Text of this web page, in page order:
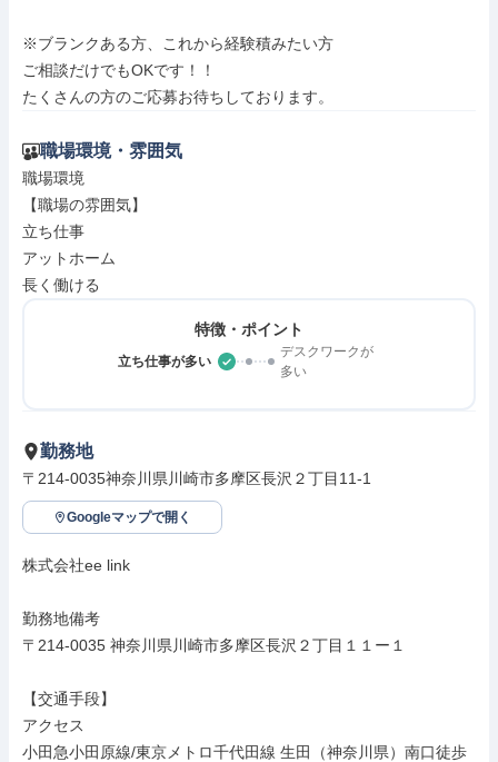
※ブランクある方、これから経験積みたい方
ご相談だけでもOKです！！
たくさんの方のご応募お待ちしております。
職場環境・雰囲気
職場環境
【職場の雰囲気】
立ち仕事
アットホーム
長く働ける
特徴・ポイント
立ち仕事が多い
デスクワークが
多い
勤務地
〒214-0035神奈川県川崎市多摩区長沢２丁目11-1
Googleマップで開く
株式会社ee link
勤務地備考
〒214-0035 神奈川県川崎市多摩区長沢２丁目１１ー１
【交通手段】
アクセス
小田急小田原線/東京メトロ千代田線 生田（神奈川県）南口徒歩